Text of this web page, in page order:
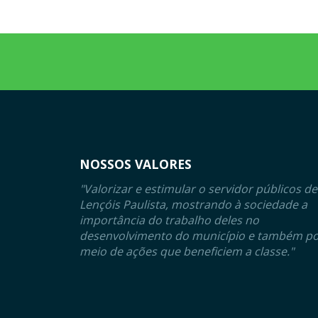
NOSSOS VALORES
"Valorizar e estimular o servidor públicos de
Lençóis Paulista, mostrando à sociedade a
importância do trabalho deles no
desenvolvimento do município e também
meio de ações que beneficiem a classe."